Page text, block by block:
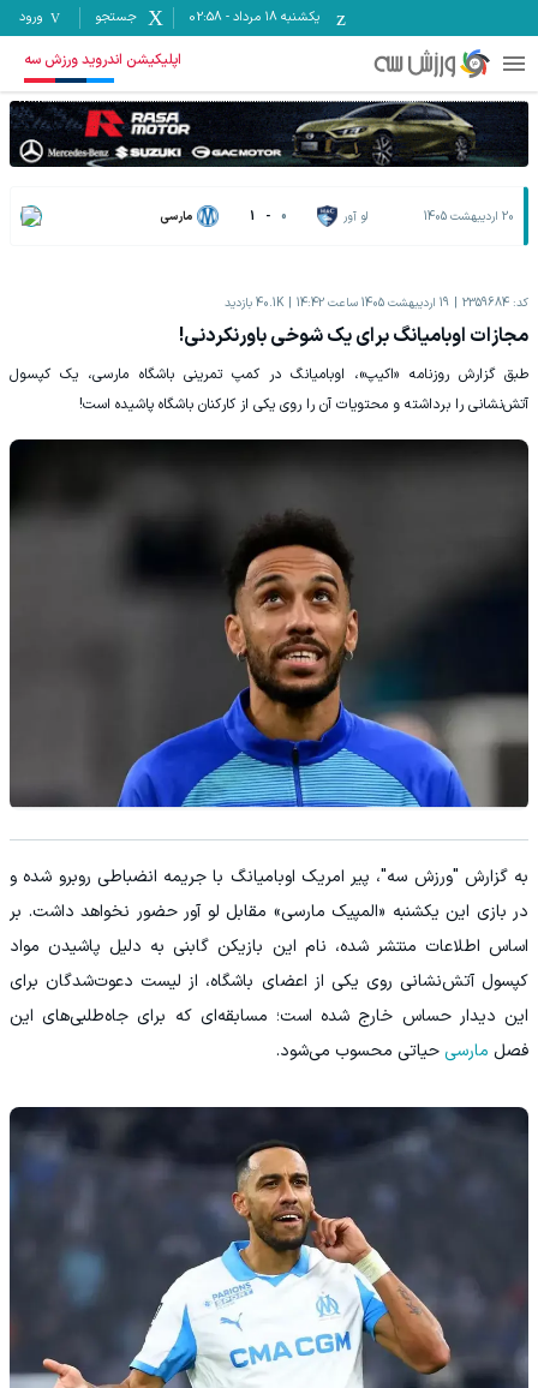
یکشنبه ۱۸ مرداد -
02:58 جستجو ورود
اپلیکیشن اندروید ورزش سه
20 اردیبهشت 1405 لو آور 0
-
1 مارسی
کد: 2359684 19 اردیبهشت 1405 ساعت 14:42 40.1K بازدید
مجازات اوبامیانگ برای یک شوخی باورنکردنی!
طبق گزارش روزنامه «اکیپ»، اوبامیانگ در کمپ تمرینی باشگاه مارسی، یک کپسول
آتش‌نشانی را برداشته و محتویات آن را روی یکی از کارکنان باشگاه پاشیده است!
به گزارش "ورزش سه"، پیر امریک اوبامیانگ با جریمه انضباطی روبرو شده و
در بازی این یکشنبه «المپیک مارسی» مقابل لو آور حضور نخواهد داشت. بر
اساس اطلاعات منتشر شده، نام این بازیکن گابنی به دلیل پاشیدن مواد
کپسول آتش‌نشانی روی یکی از اعضای باشگاه، از لیست دعوت‌شدگان برای
این دیدار حساس خارج شده است؛ مسابقه‌ای که برای جاه‌طلبی‌های این
فصل مارسی حیاتی محسوب می‌شود.